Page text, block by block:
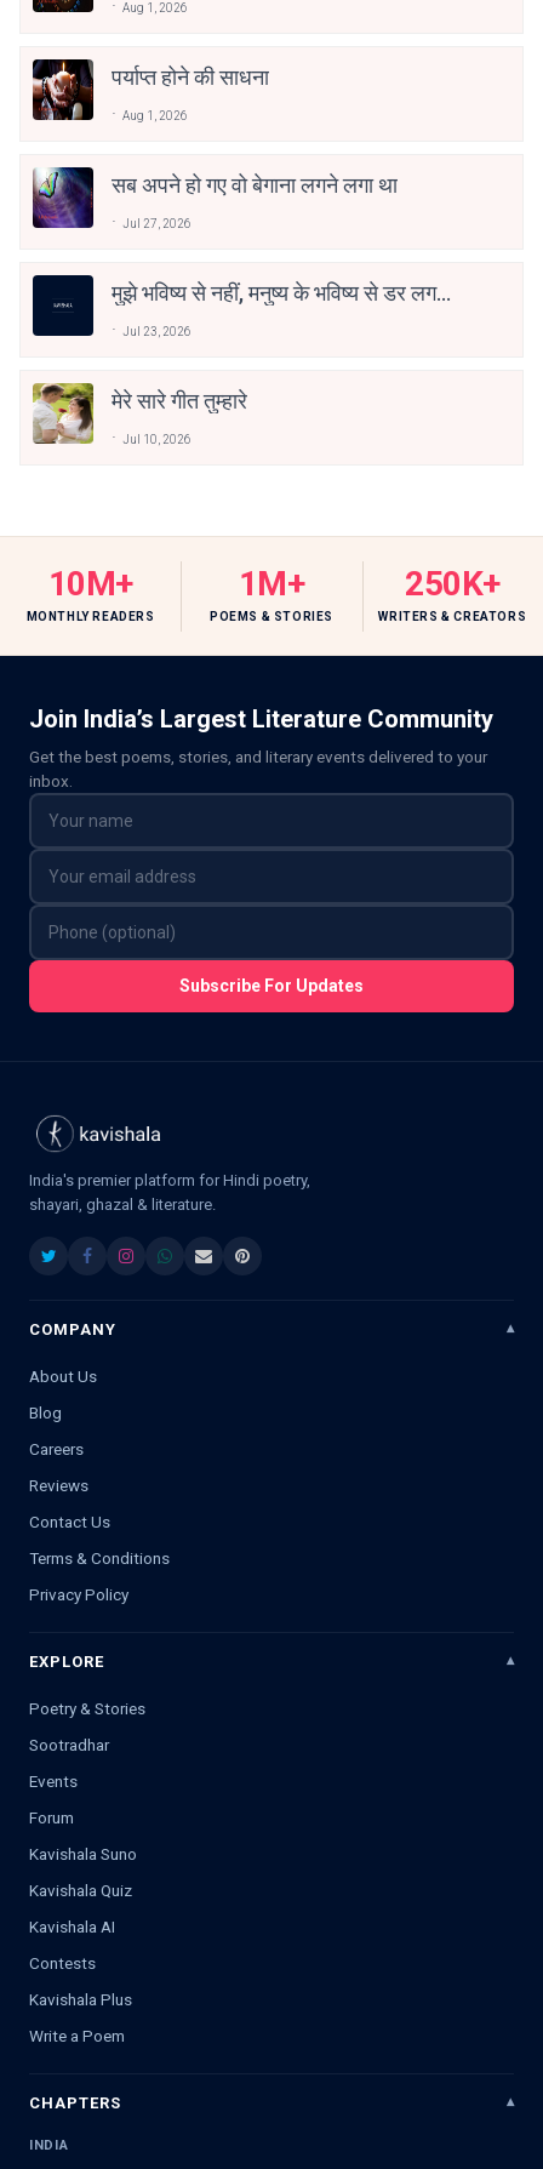
Aug 1, 2026
पर्याप्त होने की साधना
Aug 1, 2026
सब अपने हो गए वो बेगाना लगने लगा था
Jul 27, 2026
मुझे भविष्य से नहीं, मनुष्य के भविष्य से डर लगता
Jul 23, 2026
मेरे सारे गीत तुम्हारे
Jul 10, 2026
10M+
MONTHLY READERS
1M+
POEMS & STORIES
250K+
WRITERS & CREATORS
Join India’s Largest Literature Community
Get the best poems, stories, and literary events delivered to your
inbox.
Subscribe For Updates
India's premier platform for Hindi poetry,
shayari, ghazal & literature.
COMPANY
About Us
Blog
Careers
Reviews
Contact Us
Terms & Conditions
Privacy Policy
EXPLORE
Poetry & Stories
Sootradhar
Events
Forum
Kavishala Suno
Kavishala Quiz
Kavishala AI
Contests
Kavishala Plus
Write a Poem
CHAPTERS
INDIA